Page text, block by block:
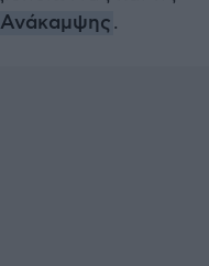
Ανάκαμψης.